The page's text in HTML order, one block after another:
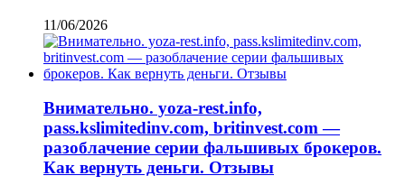
11/06/2026
Внимательно. yoza-rest.info,
pass.kslimitedinv.com, britinvest.com —
разоблачение серии фальшивых брокеров.
Как вернуть деньги. Отзывы